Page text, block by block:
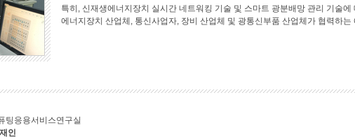
특히, 신재생에너지장치 실시간 네트워킹 기술 및 스마트 광분배망 관리 기술
에너지장치 산업체, 통신사업자, 장비 산업체 및 광통신부품 산업체가 협력하
팅응용서비스연구실
인